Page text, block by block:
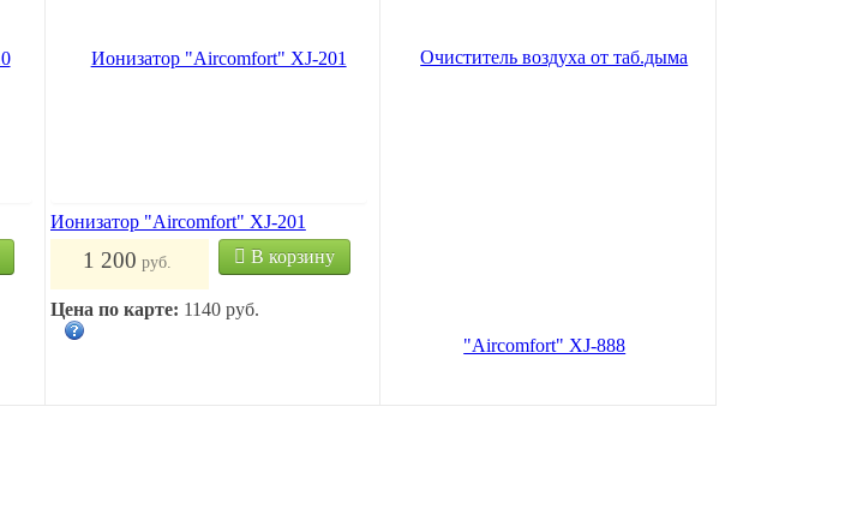
Ионизатор "Aircomfort" XJ-201
1 200 руб. В корзину
Цена по карте: 1140 руб.